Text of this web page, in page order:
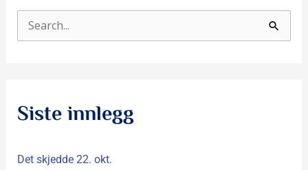
t
e
Siste innlegg
Det skjedde 22. okt.